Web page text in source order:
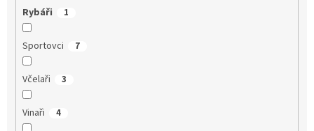
Rybáři 1
Sportovci 7
Včelaři 3
Vinaři 4